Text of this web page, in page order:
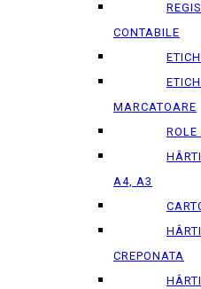
CONTABILE
MARCATOARE
A4, A3
CREPONATA